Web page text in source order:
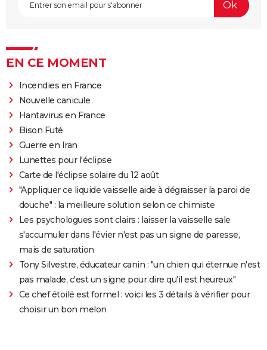
EN CE MOMENT
Incendies en France
Nouvelle canicule
Hantavirus en France
Bison Futé
Guerre en Iran
Lunettes pour l'éclipse
Carte de l'éclipse solaire du 12 août
"Appliquer ce liquide vaisselle aide à dégraisser la paroi de
douche" : la meilleure solution selon ce chimiste
Les psychologues sont clairs : laisser la vaisselle sale
s'accumuler dans l'évier n'est pas un signe de paresse,
mais de saturation
Tony Silvestre, éducateur canin : "un chien qui éternue n'est
pas malade, c'est un signe pour dire qu'il est heureux"
Ce chef étoilé est formel : voici les 3 détails à vérifier pour
choisir un bon melon